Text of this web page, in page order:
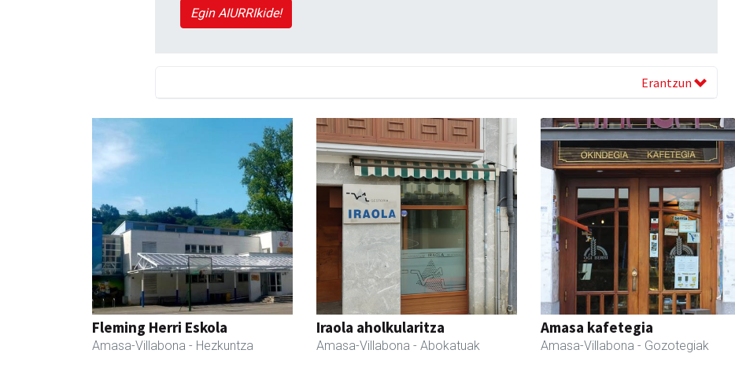
Egin AIURRIkide!
Erantzun
Fleming Herri Eskola
Amasa-Villabona - Hezkuntza
Iraola aholkularitza
Amasa-Villabona - Abokatuak
Amasa kafetegia
Amasa-Villabona - Gozotegiak